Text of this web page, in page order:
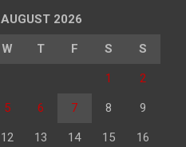
AUGUST 2026
W T F S S
1 2
5 6 7 8 9
12 13 14 15 16